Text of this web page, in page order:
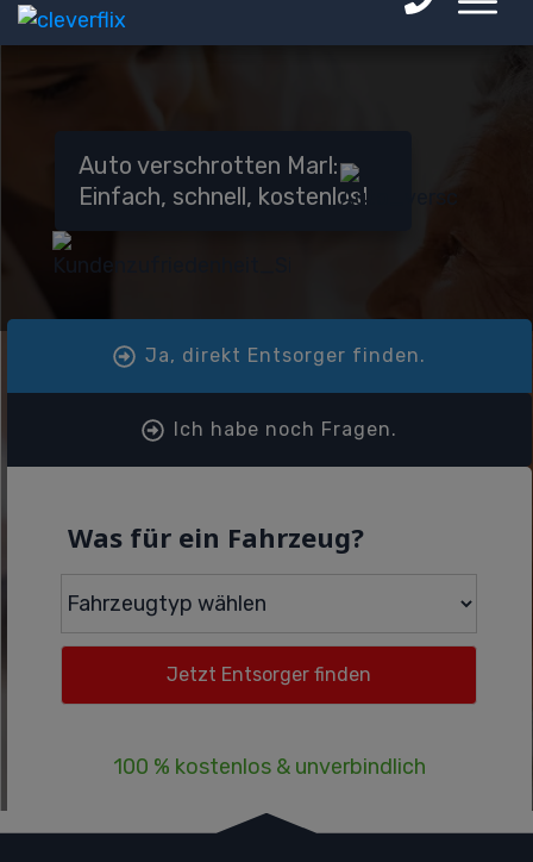
Auto verschrotten Marl:
Einfach, schnell, kostenlos!
Ja, direkt Entsorger finden.
Ich habe noch Fragen.
Was für ein Fahrzeug?
100 % kostenlos & unverbindlich